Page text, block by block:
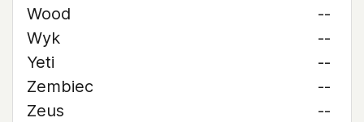
Wood
--
Wyk
--
Yeti
--
Zembiec
--
Zeus
--